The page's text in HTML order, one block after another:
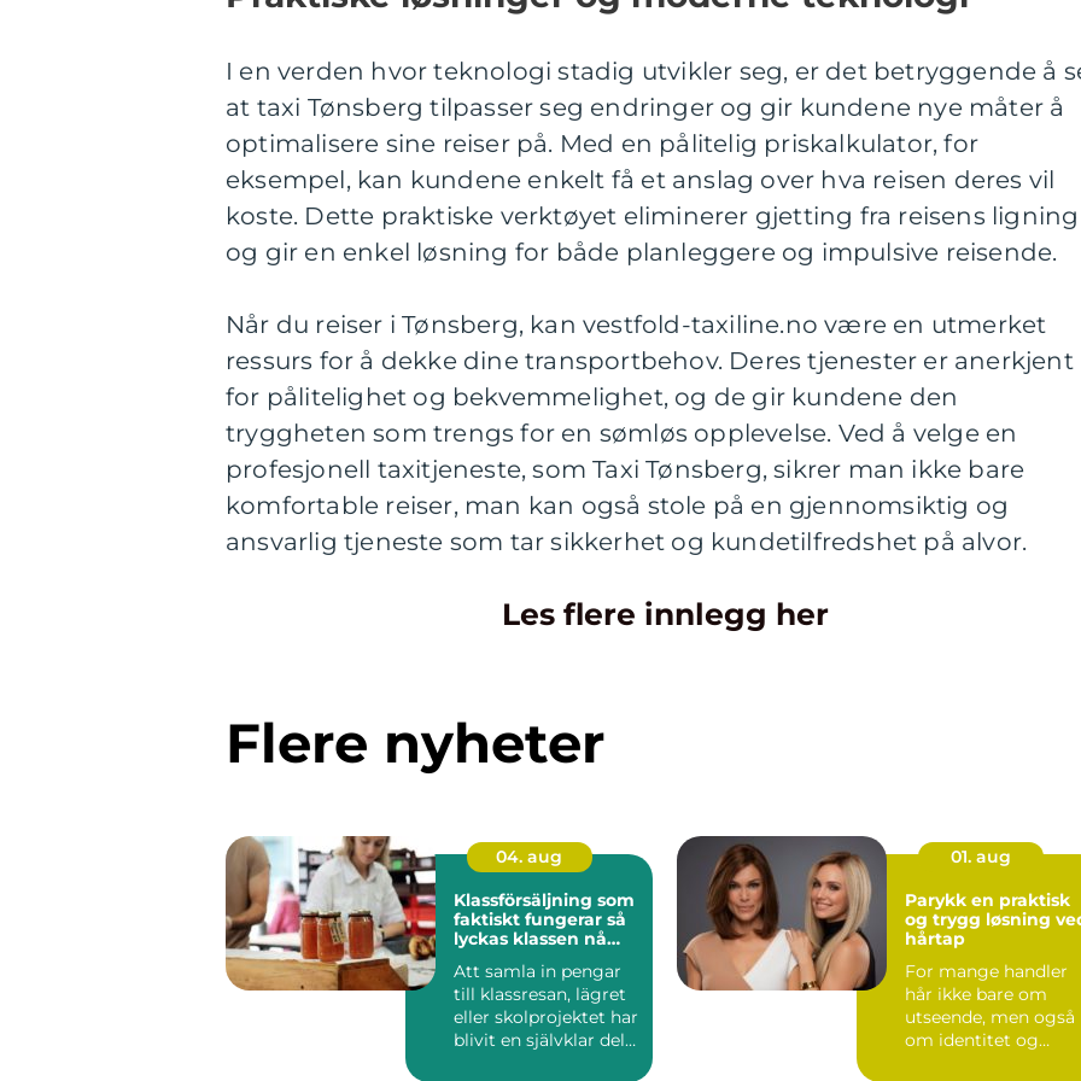
I en verden hvor teknologi stadig utvikler seg, er det betryggende å
at taxi Tønsberg tilpasser seg endringer og gir kundene nye måter å
optimalisere sine reiser på. Med en pålitelig priskalkulator, for
eksempel, kan kundene enkelt få et anslag over hva reisen deres vil
koste. Dette praktiske verktøyet eliminerer gjetting fra reisens ligning
og gir en enkel løsning for både planleggere og impulsive reisende.
Når du reiser i Tønsberg, kan vestfold-taxiline.no være en utmerket
ressurs for å dekke dine transportbehov. Deres tjenester er anerkjent
for pålitelighet og bekvemmelighet, og de gir kundene den
tryggheten som trengs for en sømløs opplevelse. Ved å velge en
profesjonell taxitjeneste, som Taxi Tønsberg, sikrer man ikke bare
komfortable reiser, man kan også stole på en gjennomsiktig og
ansvarlig tjeneste som tar sikkerhet og kundetilfredshet på alvor.
Les flere innlegg her
Flere nyheter
04. aug
Klassförsäljning som
faktiskt fungerar så
lyckas klassen nå
Att samla in pengar
till klassresan, lägret
eller skolprojektet har
blivit en självklar del
01. aug
Parykk en praktisk
og trygg løsning
hårtap
For mange handler
hår ikke bare om
utseende, men også
om identitet og